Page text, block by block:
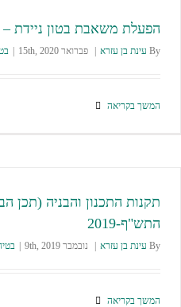
הפעלת משאבת בטון ניידת –
עינת בן עזרא | פברואר 15th, 2020 |
המשך בקריאה
תקנות התכנון והבניה (תכן
התש"ף-2019
עינת בן עזרא | נובמבר 9th, 2019 | בטיחות
המשך בקריאה